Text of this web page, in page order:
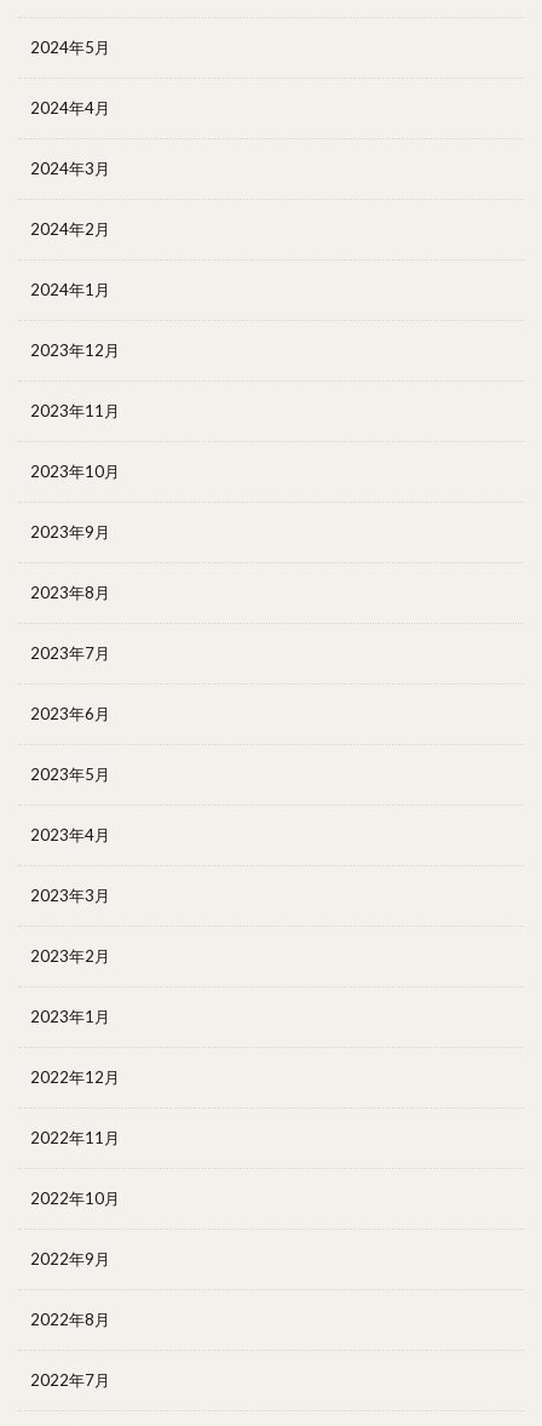
2024年5月
2024年4月
2024年3月
2024年2月
2024年1月
2023年12月
2023年11月
2023年10月
2023年9月
2023年8月
2023年7月
2023年6月
2023年5月
2023年4月
2023年3月
2023年2月
2023年1月
2022年12月
2022年11月
2022年10月
2022年9月
2022年8月
2022年7月